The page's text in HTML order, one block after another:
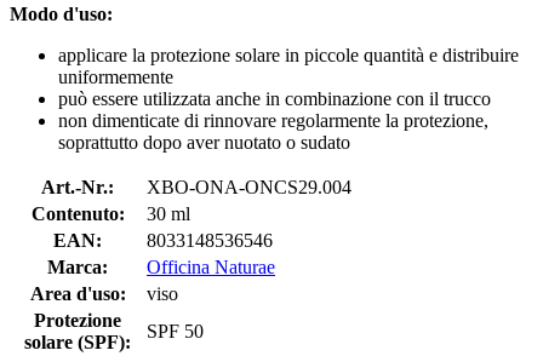
Modo d'uso:
applicare la protezione solare in piccole quantità e distribuire
uniformemente
può essere utilizzata anche in combinazione con il trucco
non dimenticate di rinnovare regolarmente la protezione,
soprattutto dopo aver nuotato o sudato
Art.-Nr.:
XBO-ONA-ONCS29.004
Contenuto:
30 ml
EAN:
8033148536546
Marca:
Officina Naturae
Area d'uso:
viso
Protezione
solare (SPF):
SPF 50